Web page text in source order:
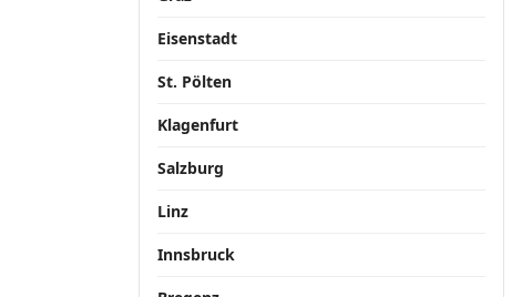
Eisenstadt
St. Pölten
Klagenfurt
Salzburg
Linz
Innsbruck